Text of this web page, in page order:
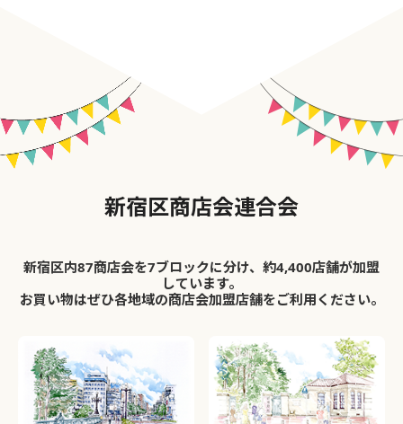
新宿区商店会連合会
新宿区内87商店会を7ブロックに分け、約4,400店舗が加盟
しています。
お買い物はぜひ各地域の商店会加盟店舗をご利用ください。